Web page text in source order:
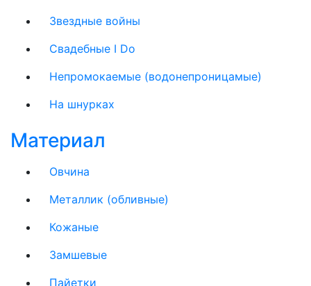
Звездные войны
Свадебные I Do
Непромокаемые (водонепроницамые)
На шнурках
Материал
Овчина
Металлик (обливные)
Кожаные
Замшевые
Пайетки